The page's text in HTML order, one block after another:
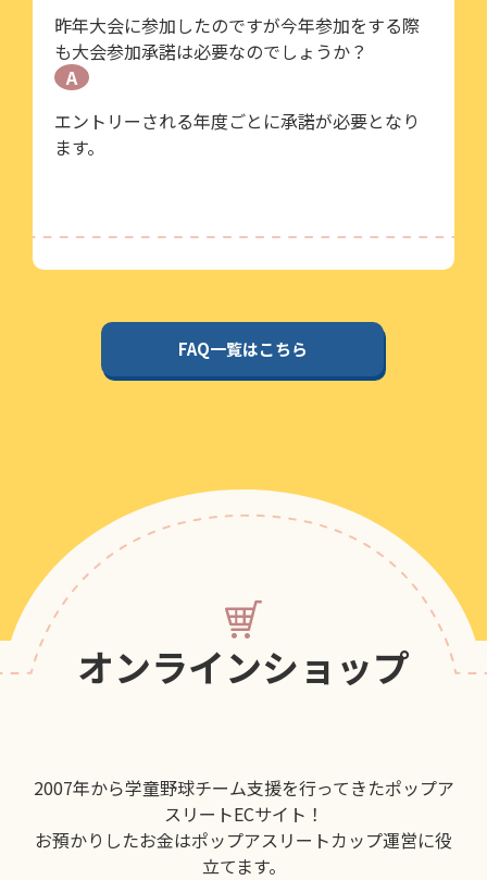
昨年大会に参加したのですが今年参加をする際
も大会参加承諾は必要なのでしょうか？
A
エントリーされる年度ごとに承諾が必要となり
ます。
FAQ一覧はこちら
オンラインショップ
2007年から学童野球チーム支援を行ってきたポップア
スリートECサイト！
お預かりしたお金はポップアスリートカップ運営に役
立てます。